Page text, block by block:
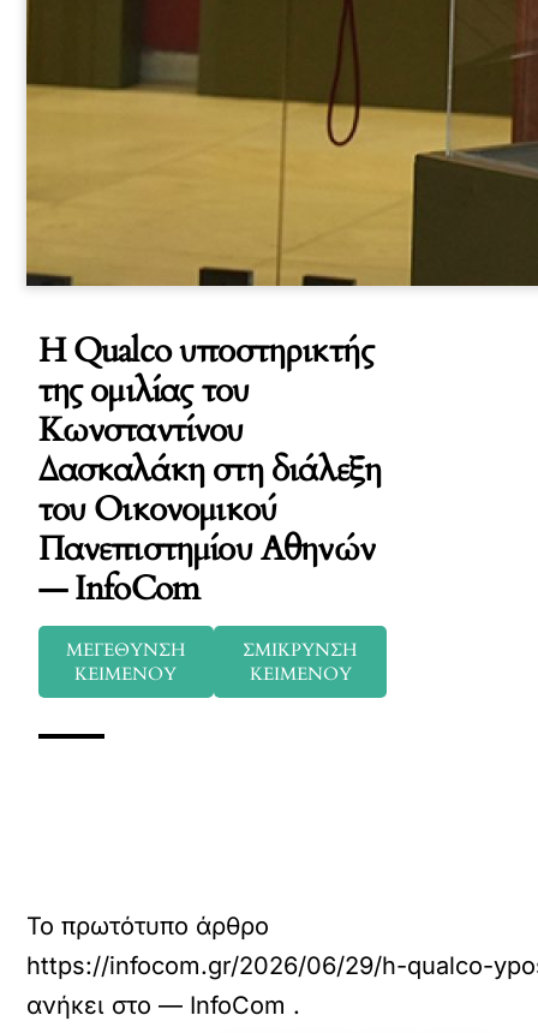
H Qualco υποστηρικτής
της ομιλίας του
Κωνσταντίνου
Δασκαλάκη στη διάλεξη
του Οικονομικού
Πανεπιστημίου Αθηνών
— InfoCom
ΜΕΓΕΘΥΝΣΗ
ΚΕΙΜΕΝΟΥ
ΣΜΙΚΡΥΝΣΗ
ΚΕΙΜΕΝΟΥ
Το πρωτότυπο άρθρο
https://infocom.gr/2026/06/29/h-qualco-
ανήκει στο— InfoCom .